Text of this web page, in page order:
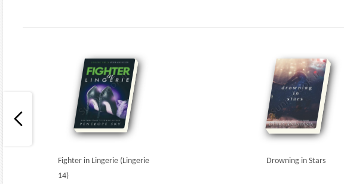
Drowning in Stars
Fighter in Lingerie (Lingerie
14)